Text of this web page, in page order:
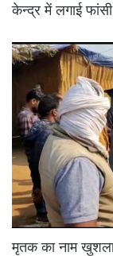
केन्द्र में लगाई
मृतक का नाम